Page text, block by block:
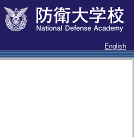
English